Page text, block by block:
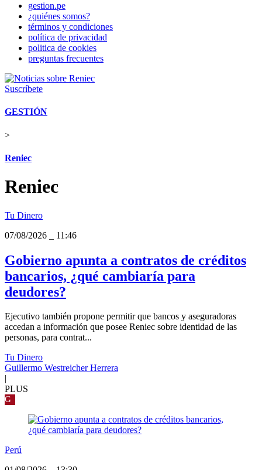
gestion.pe
¿quiénes somos?
términos y condiciones
política de privacidad
politica de cookies
preguntas frecuentes
Suscríbete
GESTIÓN
>
Reniec
Reniec
Tu Dinero
07/08/2026
11:46
Gobierno apunta a contratos de créditos
bancarios, ¿qué cambiaría para
deudores?
Ejecutivo también propone permitir que bancos y aseguradoras
accedan a información que posee Reniec sobre identidad de las
personas, para contrat...
Tu Dinero
Guillermo Westreicher Herrera
PLUS
G
Perú